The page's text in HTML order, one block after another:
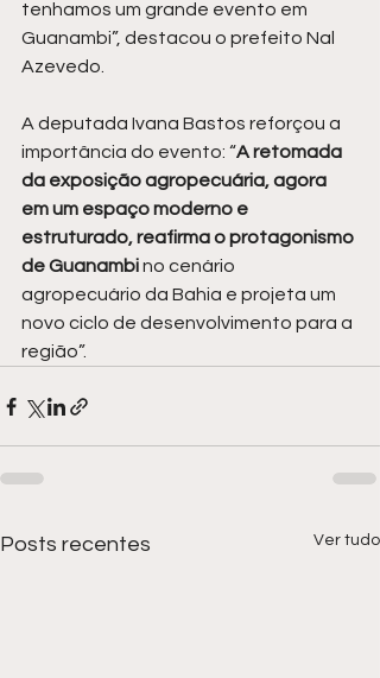
tenhamos um grande evento em
Guanambi”, destacou o prefeito Nal
Azevedo.
A deputada Ivana Bastos reforçou a
importância do evento: “A retomada
da exposição agropecuária, agora
em um espaço moderno e
estruturado, reafirma o protagonismo
de Guanambi no cenário
agropecuário da Bahia e projeta um
novo ciclo de desenvolvimento para a
região”.
Posts recentes Ver tudo